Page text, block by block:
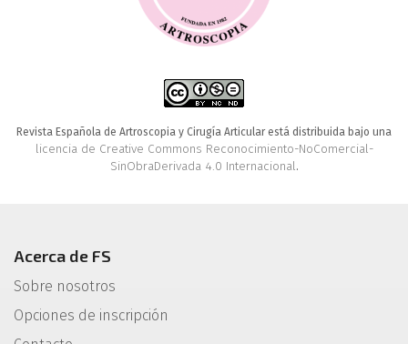
Revista Española de Artroscopia y Cirugía Articular está distribuida bajo una
licencia de Creative Commons Reconocimiento-NoComercial-
SinObraDerivada 4.0 Internacional.
Acerca de FS
Sobre nosotros
Opciones de inscripción